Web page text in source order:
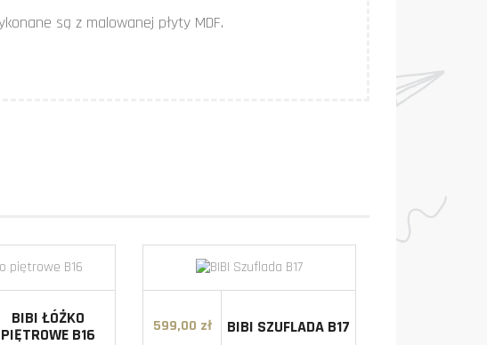
są z malowanej płyty MDF.
BIBI ŁÓŻKO
PIĘTROWE B16
Cena
599,00 zł BIBI SZUFLADA B17